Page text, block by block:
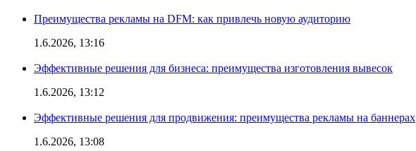
Преимущества рекламы на DFM: как привлечь новую аудиторию
1.6.2026, 13:16
Эффективные решения для бизнеса: преимущества изготовления вывесок
1.6.2026, 13:12
Эффективные решения для продвижения: преимущества рекламы на баннерах
1.6.2026, 13:08